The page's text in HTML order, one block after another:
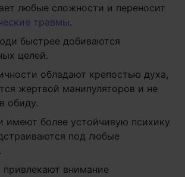
любые сложности и переносит
травмы.
быстрее добиваются
целей.
обладают крепостью духа,
жертвой манипуляторов и не
обиду.
имеют более устойчивую психику
под любые
привлекают внимание